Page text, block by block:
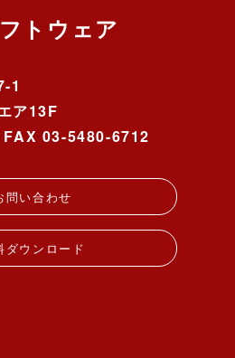
電話番号、メールアドレ
ついては電子メールで
い時に連絡先として利
内容について確認させて
者提供について
提供しません。
トウェア
1
ア13F
03-5480-6712
問い合わせ
ダウンロード